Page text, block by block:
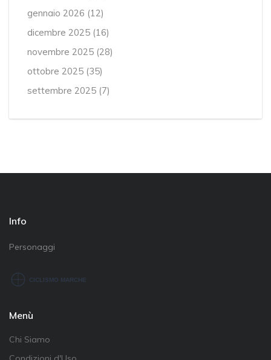
gennaio 2026 (12)
dicembre 2025 (16)
novembre 2025 (28)
ottobre 2025 (35)
settembre 2025 (7)
Info
Personaggi
Menù
Chi Siamo